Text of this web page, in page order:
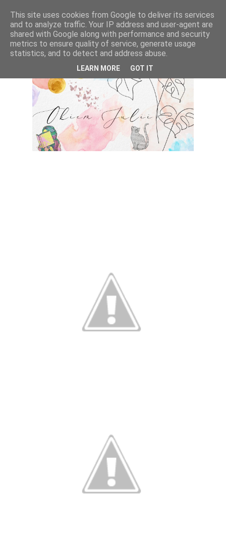
This site uses cookies from Google to deliver its services
and to analyze traffic. Your IP address and user-agent are
shared with Google along with performance and security
metrics to ensure quality of service, generate usage
statistics, and to detect and address abuse.
LEARN MORE GOT IT